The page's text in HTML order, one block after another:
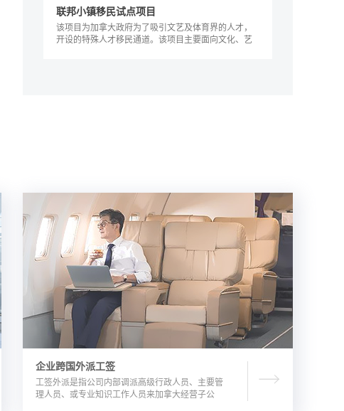
联邦小镇移民试点项目
该项目为加拿大政府为了吸引文艺及体育界的人才，
开设的特殊人才移民通道。该项目主要面向文化、艺
企业跨国外派工签
工签外派是指公司内部调派高级行政人员、主要管
理人员、或专业知识工作人员来加拿大经营子公